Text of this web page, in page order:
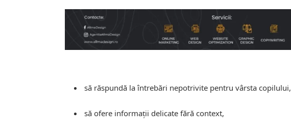
să răspundă la întrebări nepotrivite pentru vârsta copilului,
să ofere informații delicate fără context,